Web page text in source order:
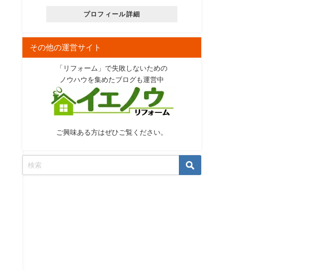
プロフィール詳細
その他の運営サイト
「リフォーム」で失敗しないための
ノウハウを集めたブログも運営中
ご興味ある方はぜひご覧ください。